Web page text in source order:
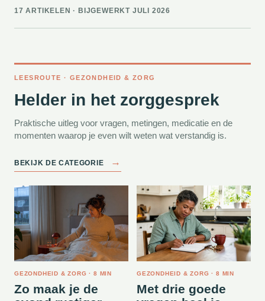
17 ARTIKELEN · BIJGEWERKT JULI 2026
LEESROUTE · GEZONDHEID & ZORG
Helder in het zorggesprek
Praktische uitleg voor vragen, metingen, medicatie en de
momenten waarop je even wilt weten wat verstandig is.
BEKIJK DE CATEGORIE →
GEZONDHEID & ZORG · 8 MIN
Zo maak je de
GEZONDHEID & ZORG · 8 MIN
Met drie goede